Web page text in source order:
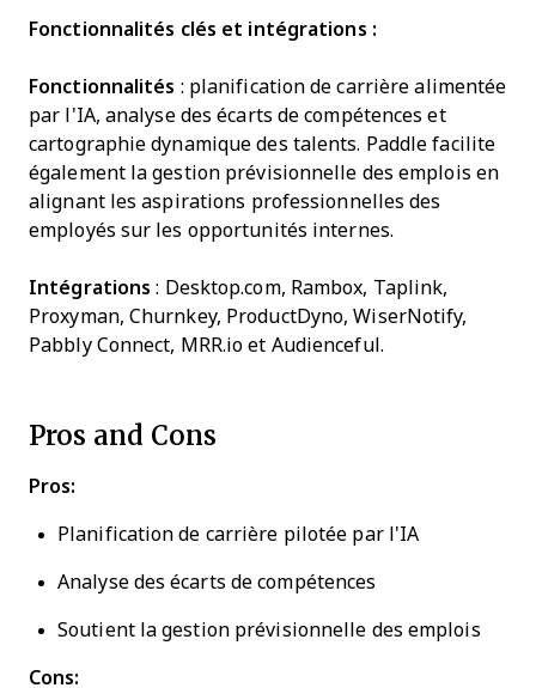
Fonctionnalités clés et intégrations :
Fonctionnalités : planification de carrière alimentée
par l'IA, analyse des écarts de compétences et
cartographie dynamique des talents. Paddle facilite
également la gestion prévisionnelle des emplois en
alignant les aspirations professionnelles des
employés sur les opportunités internes.
Intégrations : Desktop.com, Rambox, Taplink,
Proxyman, Churnkey, ProductDyno, WiserNotify,
Pabbly Connect, MRR.io et Audienceful.
Pros and Cons
Pros:
Planification de carrière pilotée par l'IA
Analyse des écarts de compétences
Soutient la gestion prévisionnelle des emplois
Cons: